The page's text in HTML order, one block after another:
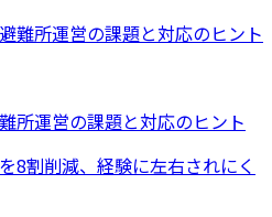
所運営の課題と対応のヒント